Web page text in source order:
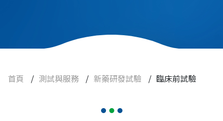
新藥開發及申請
化學品
首頁 / 測試與服務 / 新藥研發試驗 / 臨床前試驗